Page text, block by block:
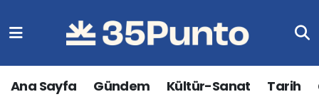
Ana Sayfa Gündem Kültür-Sanat Tarih